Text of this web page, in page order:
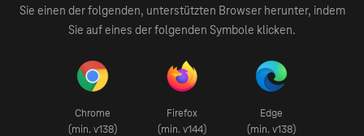
Sie einen der folgenden, unterstützten Browser herunter, indem
Sie auf eines der folgenden Symbole klicken.
Chrome
(min. v138)
Firefox
(min. v144)
Edge
(min. v138)